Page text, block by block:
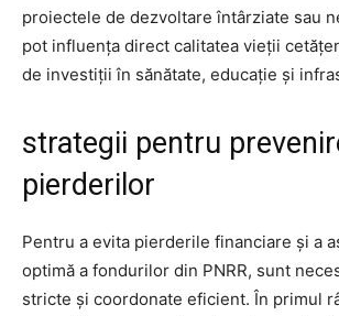
proiectele de dezvoltare întârziate sau
pot influența direct calitatea vieții
de investiții în sănătate, educație și
strategii pentru
pierderilor
Pentru a evita pierderile financiare și a
optimă a fondurilor din PNRR, sunt
stricte și coordonate eficient. În primul